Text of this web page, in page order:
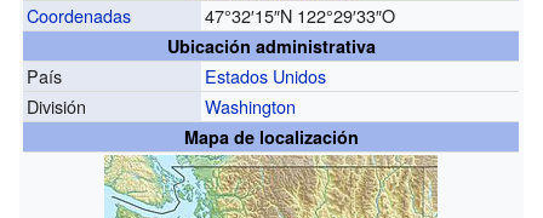
Coordenadas 47°32′15″N 122°29′33″O
Ubicación administrativa
País
Estados Unidos
División
Washington
Mapa de localización